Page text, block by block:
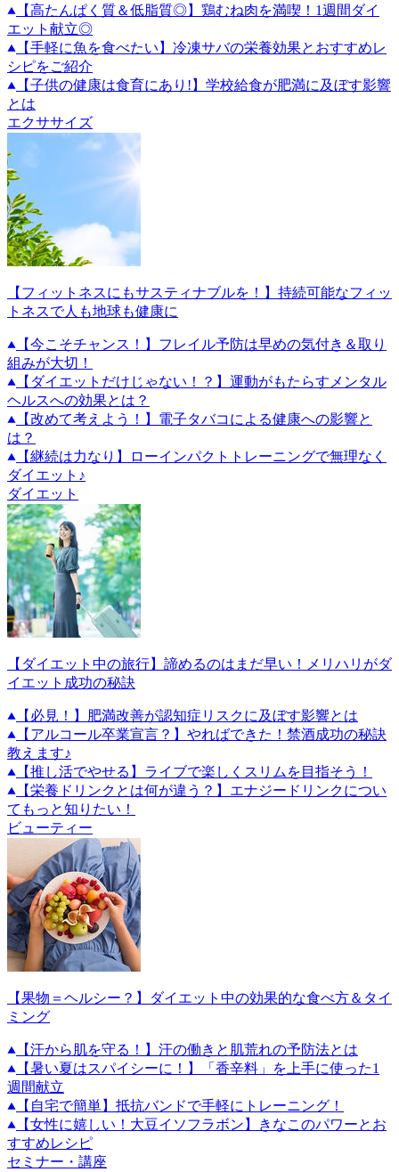
【高たんぱく質＆低脂質◎】鶏むね肉を満喫！1週間ダイ
エット献立◎
【手軽に魚を食べたい】冷凍サバの栄養効果とおすすめレ
シピをご紹介
【子供の健康は食育にあり!】学校給食が肥満に及ぼす影響
とは
エクササイズ
【フィットネスにもサスティナブルを！】持続可能なフィッ
トネスで人も地球も健康に
【今こそチャンス！】フレイル予防は早めの気付き＆取り
組みが大切！
【ダイエットだけじゃない！？】運動がもたらすメンタル
ヘルスへの効果とは？
【改めて考えよう！】電子タバコによる健康への影響と
は？
【継続は力なり】ローインパクトトレーニングで無理なく
ダイエット♪
ダイエット
【ダイエット中の旅行】諦めるのはまだ早い！メリハリがダ
イエット成功の秘訣
【必見！】肥満改善が認知症リスクに及ぼす影響とは
【アルコール卒業宣言？】やればできた！禁酒成功の秘訣
教えます♪
【推し活でやせる】ライブで楽しくスリムを目指そう！
【栄養ドリンクとは何が違う？】エナジードリンクについ
てもっと知りたい！
ビューティー
【果物＝ヘルシー？】ダイエット中の効果的な食べ方＆タイ
ミング
【汗から肌を守る！】汗の働きと肌荒れの予防法とは
【暑い夏はスパイシーに！】「香辛料」を上手に使った1
週間献立
【自宅で簡単】抵抗バンドで手軽にトレーニング！
【女性に嬉しい！大豆イソフラボン】きなこのパワーとお
すすめレシピ
セミナー・講座